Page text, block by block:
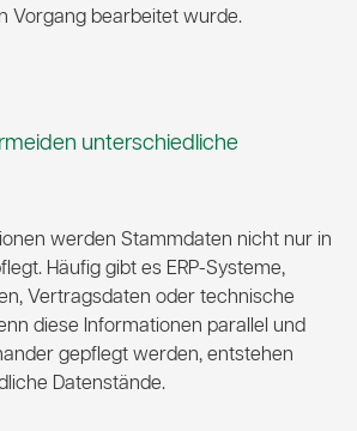
Vorgang bearbeitet wurde.
unterschiedliche
werden Stammdaten nicht nur in
Häufig gibt es ERP-Systeme,
Vertragsdaten oder technische
diese Informationen parallel und
gepflegt werden, entstehen
Datenstände.